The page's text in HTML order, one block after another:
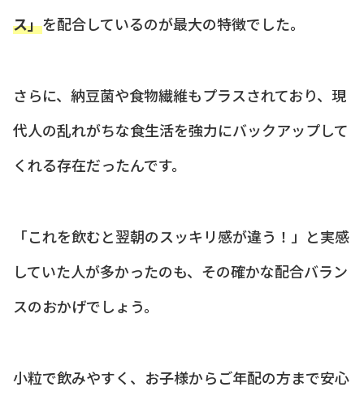
ス」を配合しているのが最大の特徴でした。
さらに、納豆菌や食物繊維もプラスされており、現
代人の乱れがちな食生活を強力にバックアップして
くれる存在だったんです。
「これを飲むと翌朝のスッキリ感が違う！」と実感
していた人が多かったのも、その確かな配合バラン
スのおかげでしょう。
小粒で飲みやすく、お子様からご年配の方まで安心